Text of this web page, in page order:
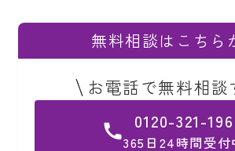
無料相談はこちら
お電話で無料相談
0120-321-196
365日24時間受付